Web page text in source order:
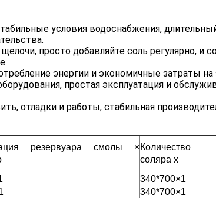
условия водоснабжения,
просто добавляйте соль регулярно, и
энергии и экономичные затраты на
простая эксплуатация и
отладки и работы, стабильная
резервуара смолы × Количество
соляра x
340*700×1
340*700×1